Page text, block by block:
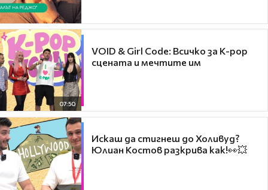
07:50
VOID & Girl Code: Всичко за K-pop
сцената и мечтите им
Искаш да стигнеш до Холивуд?
Юлиан Костов разкрива как!👀💥